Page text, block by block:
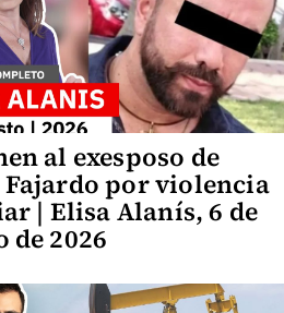
al exesposo de
Fajardo por violencia
| Elisa Alanís, 6 de
de 2026